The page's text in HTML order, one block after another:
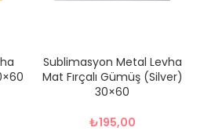
Sublimasyon Metal Levha
Mat Fırçalı Gümüş (Silver)
30×60
₺195,00